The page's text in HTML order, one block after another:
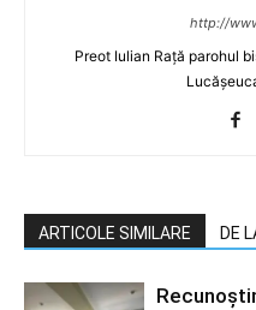
http://
Preot Iulian Rață parohul
ARTICOLE SIMILARE DE